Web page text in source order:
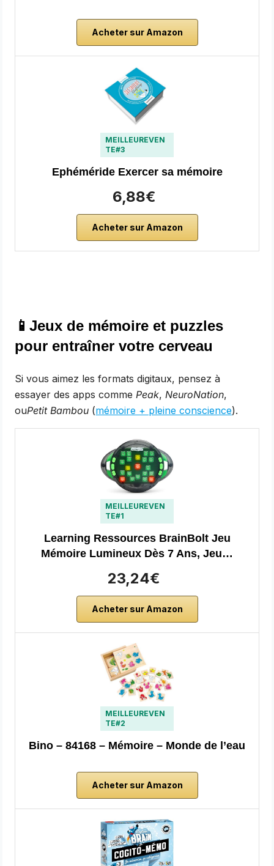
Acheter sur Amazon
MEILLEUREVEN
TE#3
Ephéméride Exercer sa mémoire
6,88€
Acheter sur Amazon
📱Jeux de mémoire et puzzles
pour entraîner votre cerveau
Si vous aimez les formats digitaux, pensez à
essayer des apps comme Peak, NeuroNation,
ouPetit Bambou (mémoire + pleine conscience).
MEILLEUREVEN
TE#1
Learning Ressources BrainBolt Jeu
Mémoire Lumineux Dès 7 Ans, Jeu…
23,24€
Acheter sur Amazon
MEILLEUREVEN
TE#2
Bino – 84168 – Mémoire – Monde de l’eau
Acheter sur Amazon